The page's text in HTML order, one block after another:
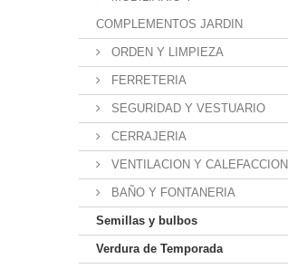
COMPLEMENTOS JARDIN
ORDEN Y LIMPIEZA
FERRETERIA
SEGURIDAD Y VESTUARIO
CERRAJERIA
VENTILACION Y CALEFACCION
BAÑO Y FONTANERIA
Semillas y bulbos
Verdura de Temporada